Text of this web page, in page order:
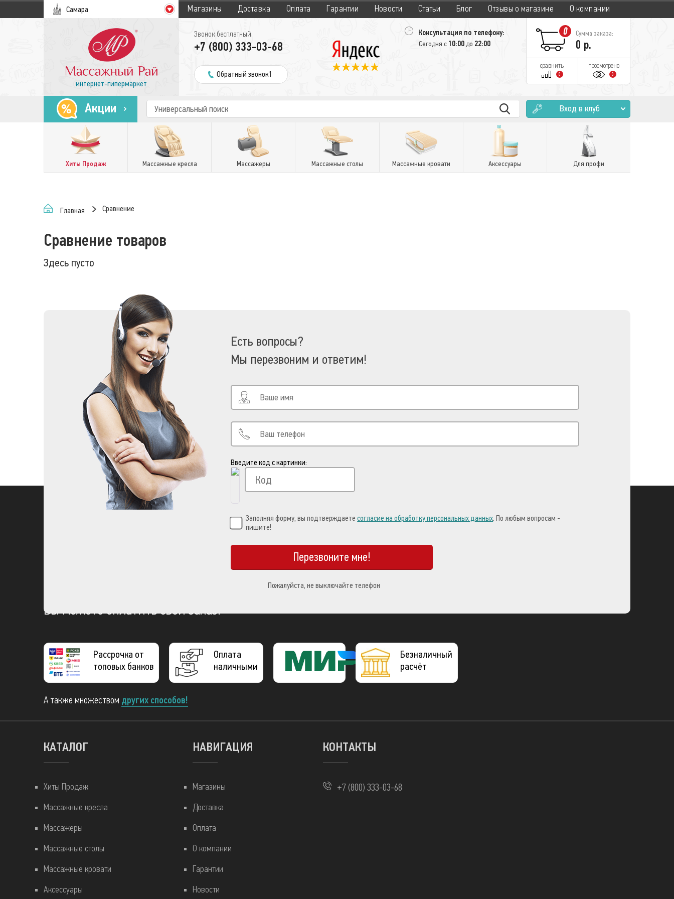
Самара Магазины Доставка Оплата Гарантии Новости Статьи Блог Отзывы о магазине О компании
интернет-гипермаркет
Звонок бесплатный
+7 (800) 333-03-68
Обратный звонок1
Консультация по телефону:
Сегодня с 10:00до 22:00
0 Сумма заказа:
0 р.
сравнить
0
просмотрено
0
Акции Вход в клуб
Хиты Продаж Массажные кресла Массажеры Массажные столы Массажные кровати Аксессуары Для профи
Главная Сравнение
Сравнение товаров
Здесь пусто
Есть вопросы?
Мы перезвоним и ответим!
Введите код с картинки:
Заполняя форму, вы подтверждаетесогласие на обработку персональных данных. По любым вопросам -
пишите!
Перезвоните мне!
Пожалуйста, не выключайте телефон
Вы можете оплатить свой заказ:
Рассрочка от
топовых банков
Оплата
наличными
Платежная
система
МИР
Безналичный
расчёт
А также множеством других способов!
КАТАЛОГ
Хиты Продаж
Массажные кресла
Массажеры
Массажные столы
Массажные кровати
Аксессуары
НАВИГАЦИЯ
Магазины
Доставка
Оплата
О компании
Гарантии
Новости
КОНТАКТЫ
+7 (800) 333-03-68